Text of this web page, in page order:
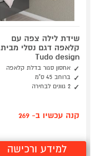
שידת לילה צפה עם
קלאפה דגם נסלי מבית
Tudo design
אחסון סגור בדלת קלאפה
ברוחב 45 ס"מ
2 גוונים לבחירה
קנה עכשיו ב- 269
למידע ורכישה